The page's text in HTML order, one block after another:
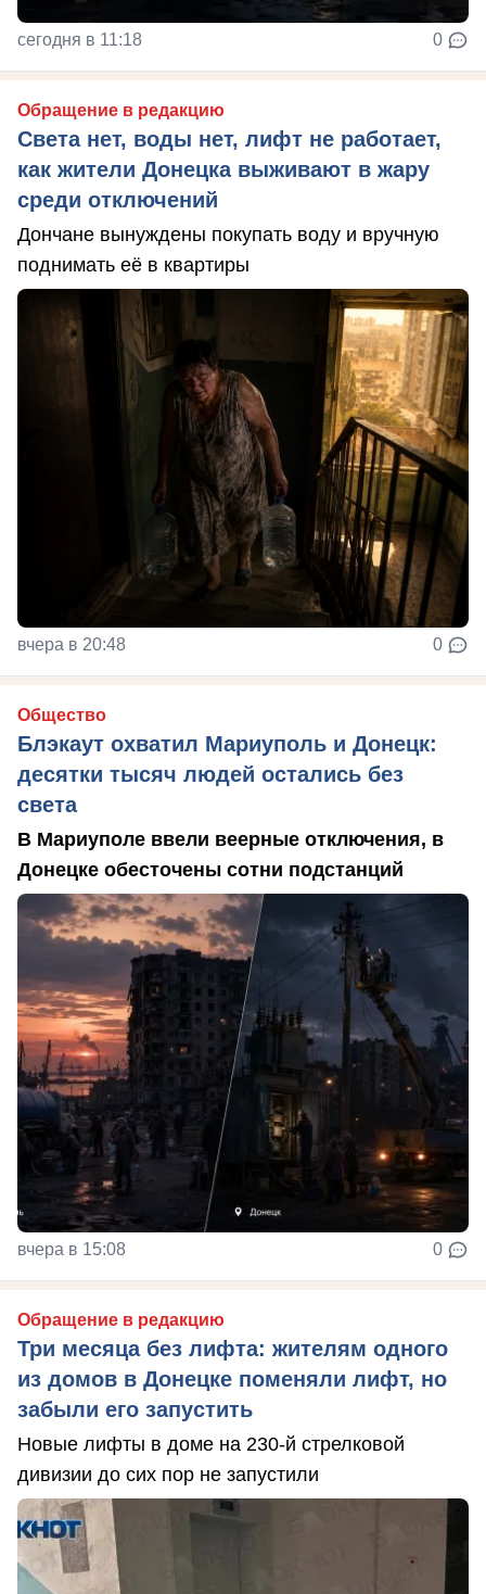
сегодня в 11:18 0
Обращение в редакцию
Света нет, воды нет, лифт не работает,
как жители Донецка выживают в жару
среди отключений
Дончане вынуждены покупать воду и вручную
поднимать её в квартиры
вчера в 20:48 0
Общество
Блэкаут охватил Мариуполь и Донецк:
десятки тысяч людей остались без
света
В Мариуполе ввели веерные отключения, в
Донецке обесточены сотни подстанций
вчера в 15:08 0
Обращение в редакцию
Три месяца без лифта: жителям одного
из домов в Донецке поменяли лифт, но
забыли его запустить
Новые лифты в доме на 230-й стрелковой
дивизии до сих пор не запустили